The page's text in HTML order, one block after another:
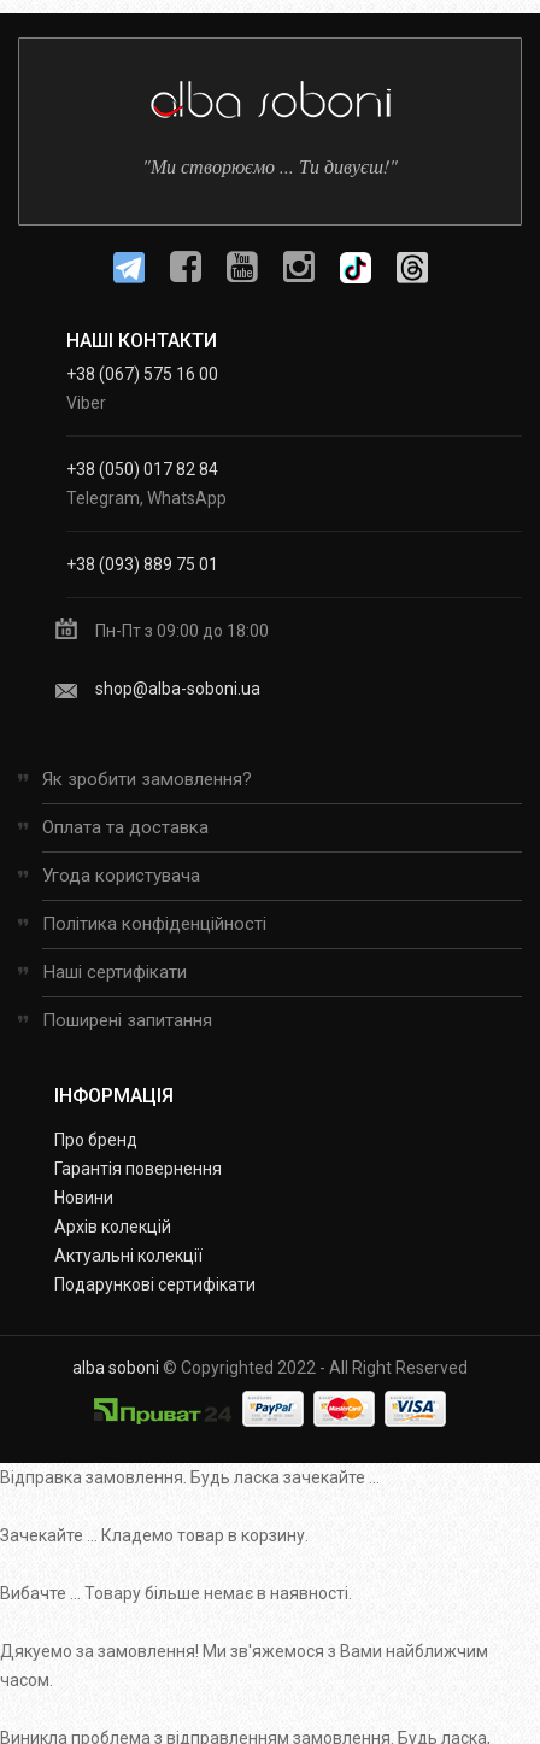
"Ми створюємо ... Ти дивуєш!"
НАШІ КОНТАКТИ
+38 (067) 575 16 00
Viber
+38 (050) 017 82 84
Telegram, WhatsApp
+38 (093) 889 75 01
Пн-Пт з 09:00 до 18:00
shop@alba-soboni.ua
Як зробити замовлення?
Оплата та доставка
Угода користувача
Політика конфіденційності
Наші сертифікати
Поширені запитання
ІНФОРМАЦІЯ
Про бренд
Гарантія повернення
Новини
Архів колекцій
Актуальні колекції
Подарункові сертифікати
alba soboni © Copyrighted 2022 - All Right Reserved
Відправка замовлення. Будь ласка зачекайте ...
Зачекайте ... Кладемо товар в корзину.
Вибачте ... Товару більше немає в наявності.
Дякуемо за замовлення! Ми зв'яжемося з Вами найближчим
часом.
Виникла проблема з відправленням замовлення. Будь ласка,